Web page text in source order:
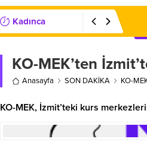
Kadınca
KO-MEK’ten
Anasayfa SON DAKİKA KO-
KO-MEK, İzmit’teki kurs